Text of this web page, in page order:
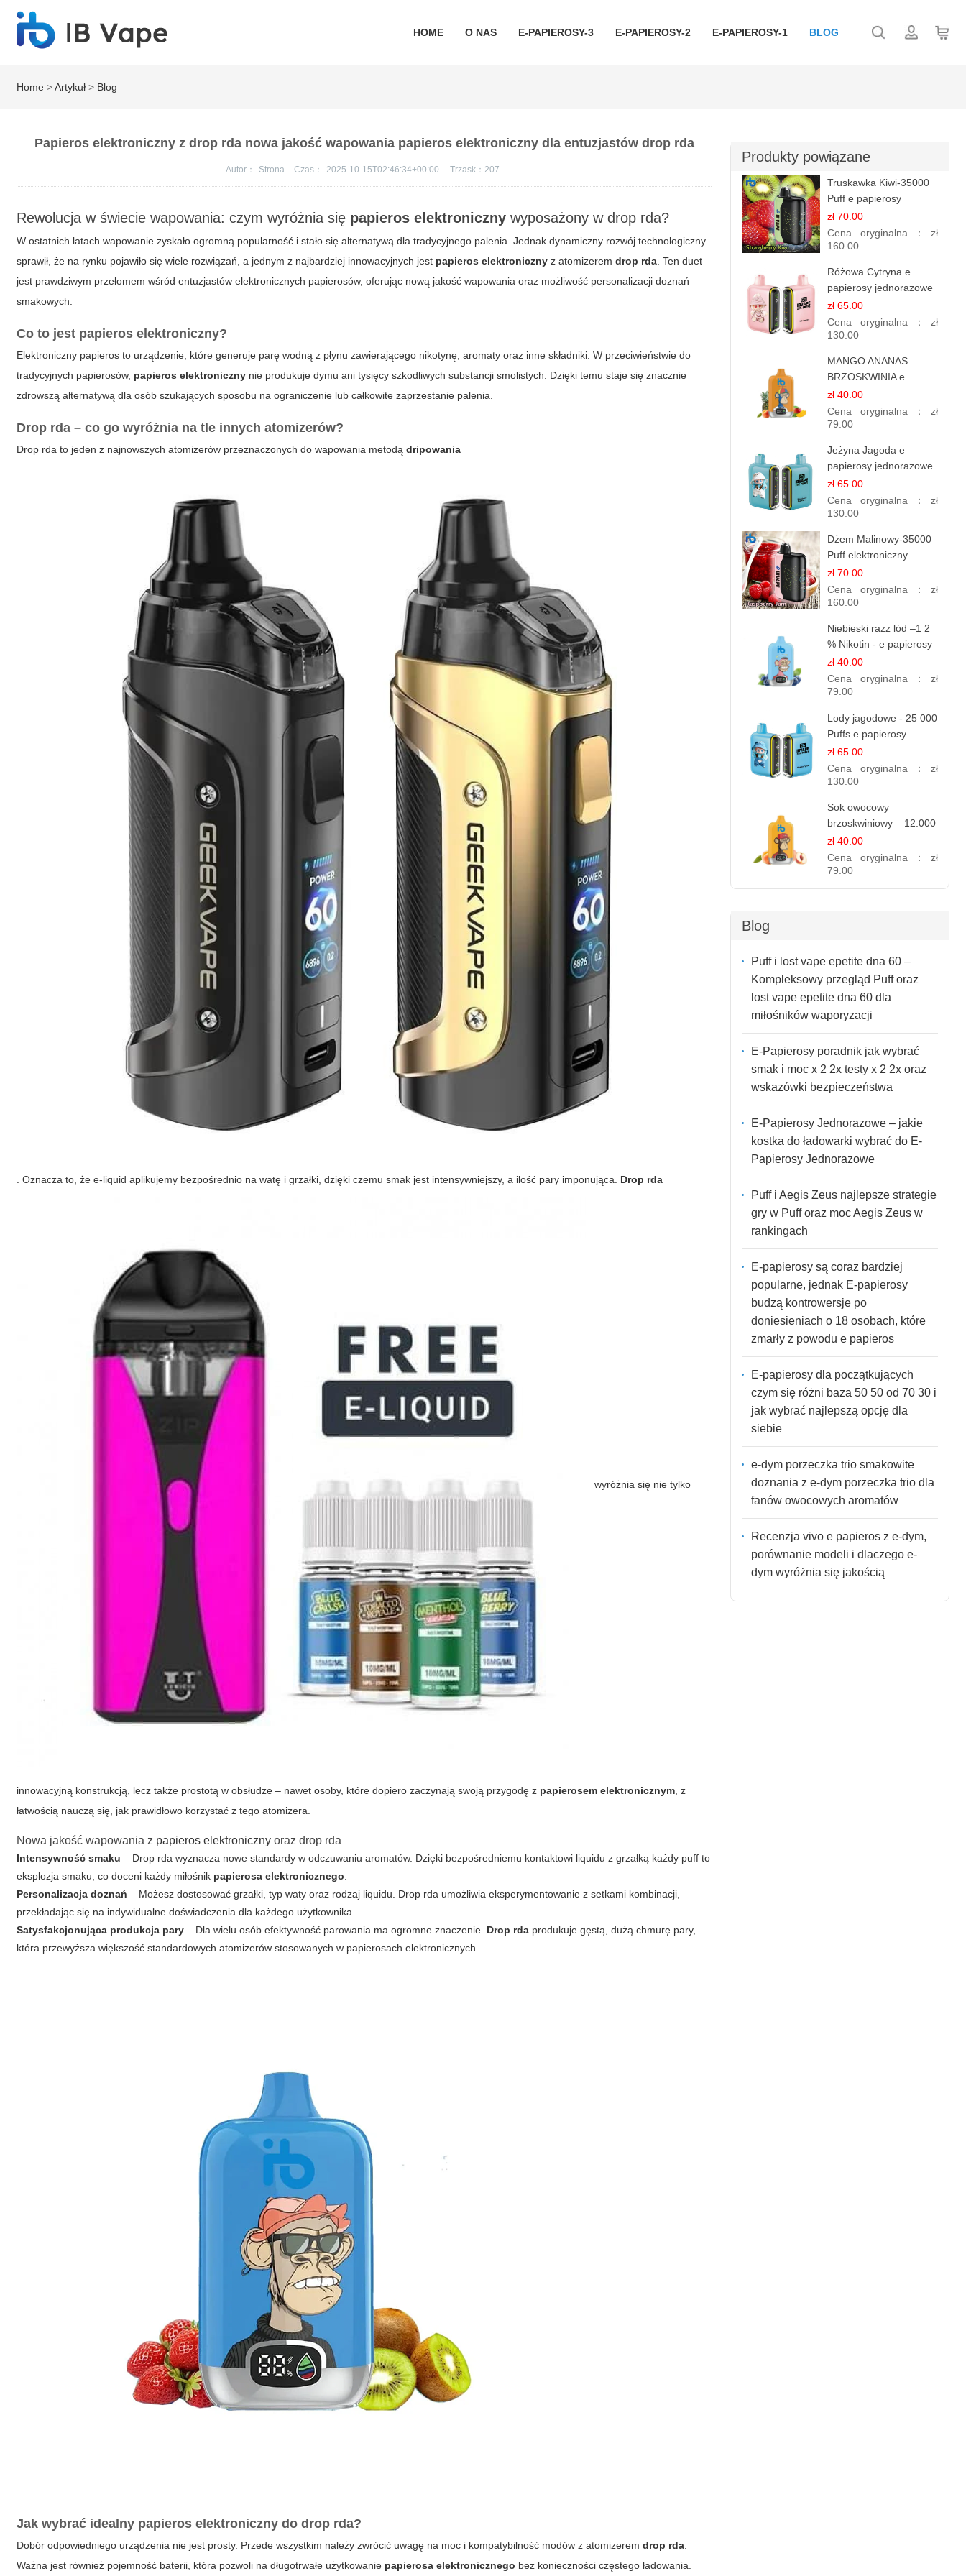
HOME O NAS E-PAPIEROSY-3 E-PAPIEROSY-2 E-PAPIEROSY-1 BLOG
Home >Artykuł > Blog
Papieros elektroniczny z drop rda nowa jakość wapowania papieros elektroniczny dla entuzjastów drop rda
Autor： Strona Czas： 2025-10-15T02:46:34+00:00 Trzask： 207
Rewolucja w świecie wapowania: czym wyróżnia się papieros elektroniczny wyposażony wdrop rda?
W ostatnich latach wapowanie zyskało ogromną popularność i stało się alternatywą dla tradycyjnego palenia. Jednak dynamiczny rozwój technologiczny
sprawił, że na rynku pojawiło się wiele rozwiązań, a jednym z najbardziej innowacyjnych jest papieros elektroniczny z atomizeremdrop rda . Ten duet
jest prawdziwym przełomem wśród entuzjastów elektronicznych papierosów, oferując nową jakość wapowania oraz możliwość personalizacji doznań
smakowych.
Co to jest papieros elektroniczny?
Elektroniczny papieros to urządzenie, które generuje parę wodną z płynu zawierającego nikotynę, aromaty oraz inne składniki. W przeciwieństwie do
tradycyjnych papierosów, papieros elektroniczny nie produkuje dymu ani tysięcy szkodliwych substancji smolistych. Dzięki temu staje się znacznie
zdrowszą alternatywą dla osób szukających sposobu na ograniczenie lub całkowite zaprzestanie palenia.
Drop rda – co go wyróżnia na tle innych atomizerów?
Drop rda to jeden z najnowszych atomizerów przeznaczonych do wapowania metodądripowania
. Oznacza to, że e-liquid aplikujemy bezpośrednio na watę i grzałki, dzięki czemu smak jest intensywniejszy, a ilość pary imponująca. Drop rda
wyróżnia się nie tylko
innowacyjną konstrukcją, lecz także prostotą w obsłudze – nawet osoby, które dopiero zaczynają swoją przygodę z papierosem elektronicznym, z
łatwością nauczą się, jak prawidłowo korzystać z tego atomizera.
Nowa jakość wapowania z papieros elektroniczny oraz drop rda
Intensywność smaku – Drop rda wyznacza nowe standardy w odczuwaniu aromatów. Dzięki bezpośredniemu kontaktowi liquidu z grzałką każdy puff to
eksplozja smaku, co doceni każdy miłośnik papierosa elektronicznego.
Personalizacja doznań – Możesz dostosować grzałki, typ waty oraz rodzaj liquidu. Drop rda umożliwia eksperymentowanie z setkami kombinacji,
przekładając się na indywidualne doświadczenia dla każdego użytkownika.
Satysfakcjonująca produkcja pary – Dla wielu osób efektywność parowania ma ogromne znaczenie. Drop rda produkuje gęstą, dużą chmurę pary,
która przewyższa większość standardowych atomizerów stosowanych w papierosach elektronicznych.
Jak wybrać idealny papieros elektroniczny do drop rda?
Dobór odpowiedniego urządzenia nie jest prosty. Przede wszystkim należy zwrócić uwagę na moc i kompatybilność modów z atomizeremdrop rda.
Ważna jest również pojemność baterii, która pozwoli na długotrwałe użytkowanie papierosa elektronicznego bez konieczności częstego ładowania.
Produkty powiązane
Truskawka Kiwi-35000
Puff e papierosy
(Ibvape Bar)
zł 70.00
Cena oryginalna： zł
160.00
Różowa Cytryna e
papierosy jednorazowe
- 25 000 Puffs
zł 65.00
Cena oryginalna： zł
130.00
MANGO ANANAS
BRZOSKWINIA e
papierosy – 12.000
zaciągnięć
zł 40.00
Cena oryginalna： zł
79.00
Jeżyna Jagoda e
papierosy jednorazowe
- 25 000 Puffs
zł 65.00
Cena oryginalna： zł
130.00
Dżem Malinowy-35000
Puff elektroniczny
papieros (Ibvape Bar)
zł 70.00
Cena oryginalna： zł
160.00
Niebieski razz lód –1 2
% Nikotin - e papierosy
jednorazowe
zł 40.00
Cena oryginalna： zł
79.00
Lody jagodowe - 25 000
Puffs e papierosy
jednorazowe
zł 65.00
Cena oryginalna： zł
130.00
Sok owocowy
brzoskwiniowy – 12.000
zaciągnięć – e
papierosy jednorazowe
zł 40.00
Cena oryginalna： zł
79.00
Blog
Puff i lost vape epetite dna 60 –
Kompleksowy przegląd Puff oraz
lost vape epetite dna 60 dla
miłośników waporyzacji
E-Papierosy poradnik jak wybrać
smak i moc x 2 2x testy x 2 2x oraz
wskazówki bezpieczeństwa
E-Papierosy Jednorazowe – jakie
kostka do ładowarki wybrać do E-
Papierosy Jednorazowe
Puff i Aegis Zeus najlepsze strategie
gry w Puff oraz moc Aegis Zeus w
rankingach
E-papierosy są coraz bardziej
popularne, jednak E-papierosy
budzą kontrowersje po
doniesieniach o 18 osobach, które
zmarły z powodu e papieros
E-papierosy dla początkujących
czym się różni baza 50 50 od 70 30 i
jak wybrać najlepszą opcję dla
siebie
e-dym porzeczka trio smakowite
doznania z e-dym porzeczka trio dla
fanów owocowych aromatów
Recenzja vivo e papieros z e-dym,
porównanie modeli i dlaczego e-
dym wyróżnia się jakością